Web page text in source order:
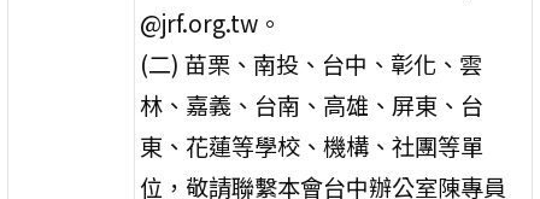
@jrf.org.tw。
(二) 苗栗、南投、台中、彰化、雲
林、嘉義、台南、高雄、屏東、台
東、花蓮等學校、機構、社團等單
位，敬請聯繫本會台中辦公室陳專員